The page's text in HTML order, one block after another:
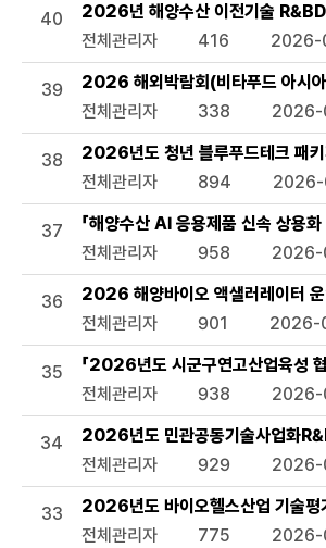
40
2026년 해양수산 이전기술
전체관리자
416 2026-
39
2026 해외박람회(비타푸드 아시아
전체관리자
338
38
2026년도 청년 블루푸드테크 패키
전체관리자
894
37
「해양수산 AI 응용제품 신속 상용
전체관리자
958
36
2026 해양바이오 액샐러레이터
전체관리자
901 2026-
35
「2026년도 시군구연고산업육성
전체관리자
938
34
2026년도 민관공동기술사업화
전체관리자
929
33
2026년도 바이오헬스산업 기술평
전체관리자
775 2026-